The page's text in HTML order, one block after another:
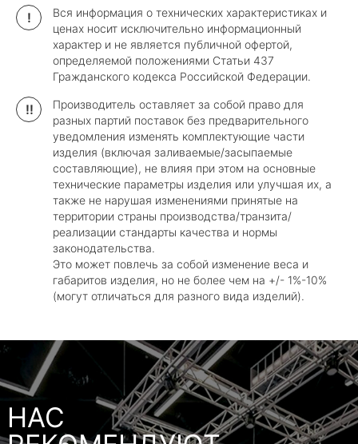
!
Вся информация о технических характеристиках и
ценах носит исключительно информационный
характер и не является публичной офертой,
определяемой положениями Статьи 437
Гражданского кодекса Российской Федерации.
!!
Производитель оставляет за собой право для
разных партий поставок без предварительного
уведомления изменять комплектующие части
изделия (включая заливаемые/засыпаемые
составляющие), не влияя при этом на основные
технические параметры изделия или улучшая их, а
также не нарушая изменениями принятые на
территории страны производства/транзита/
реализации стандарты качества и нормы
законодательства.
Это может повлечь за собой изменение веса и
габаритов изделия, но не более чем на +/- 1%-10%
(могут отличаться для разного вида изделий).
НАС